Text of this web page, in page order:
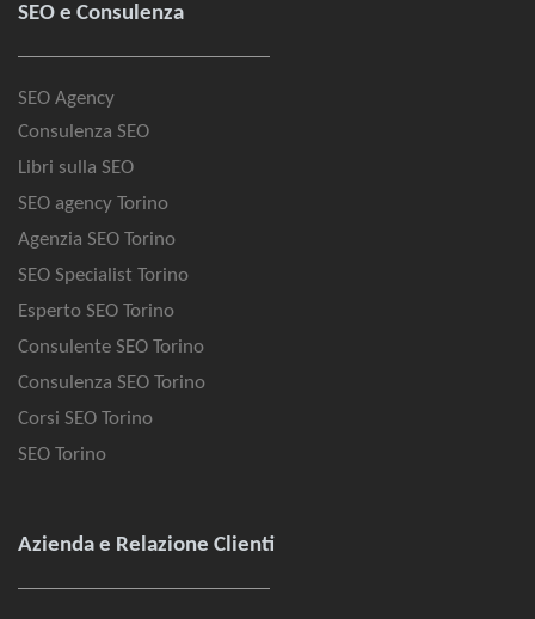
SEO e Consulenza
SEO Agency
Consulenza SEO
Libri sulla SEO
SEO agency Torino
Agenzia SEO Torino
SEO Specialist Torino
Esperto SEO Torino
Consulente SEO Torino
Consulenza SEO Torino
Corsi SEO Torino
SEO Torino
Azienda e Relazione Clienti